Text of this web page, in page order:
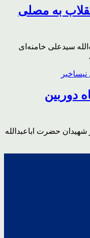
به مصلی
سیدعلی خامنه‌ای
دوربین
حضرت اباعبدالله